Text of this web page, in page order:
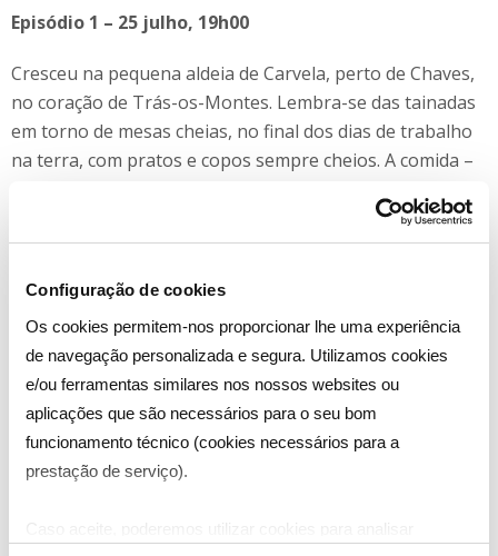
Configuração de cookies
Os cookies permitem-nos proporcionar lhe uma experiência
de navegação personalizada e segura. Utilizamos cookies
e/ou ferramentas similares nos nossos websites ou
aplicações que são necessários para o seu bom
funcionamento técnico (cookies necessários para a
prestação de serviço).
Episódio 1 – 25 julho, 19h00
Cresceu na pequena aldeia de Carvela, perto de Chaves,
no coração de Trás-os-Montes. Lembra-se das tainadas
em torno de mesas cheias, no final dos dias de trabalho
na terra, com pratos e copos sempre cheios. A comida –
comiam juntos – sempre foi sinónimo de partilha. E foi
com os mais velhos que aprendeu a respeitar o produto.
contexto marcado pela pobreza. Deu a volta ao que
parecia ser o destino e tornou-se um Chef de exceção,
marcado pelas suas raízes gastronómicas. Começou com
Rui Paula e foi Chef Executivo do grupo Sem Maneiras,
até que decidiu criar o seu próprio projeto. No
restaurante Plano, em Lisboa, cozinha exclusivamente
no fogo, sem fogão, como fez desde pequeno. A sua